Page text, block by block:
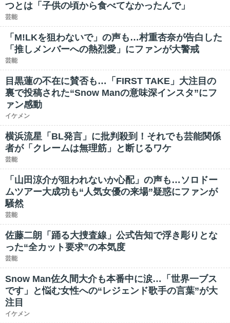
つとは「子供の頃から食べてなかったんで」
芸能
「M!LKを狙わないで」の声も…村重杏奈が告白した
「推しメンバーへの熱烈愛」にファンが大警戒
芸能
目黒蓮の不在に賛否も…「FIRST TAKE」大注目の
裏で投稿された“Snow Manの意味深インスタ”にフ
ァン感動
イケメン
横浜流星「BL発言」に批判殺到！それでも芸能関係
者が「クレームは無理筋」と断じるワケ
芸能
「山田涼介が狙われないか心配」の声も…ソロドー
ムツアー大成功も“人気女優の来場”疑惑にファンが
騒然
芸能
佐藤二朗「踊る大捜査線」公式告知で浮き彫りとな
った“全カット要求”の本気度
芸能
Snow Man佐久間大介も本番中に涙…「世界一ブス
です」と悩む女性への“レジェンド歌手の言葉”が大
注目
イケメン